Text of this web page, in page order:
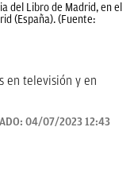
del Libro de Madrid, en el
(España). (Fuente:
en televisión y en
04/07/2023 12:43